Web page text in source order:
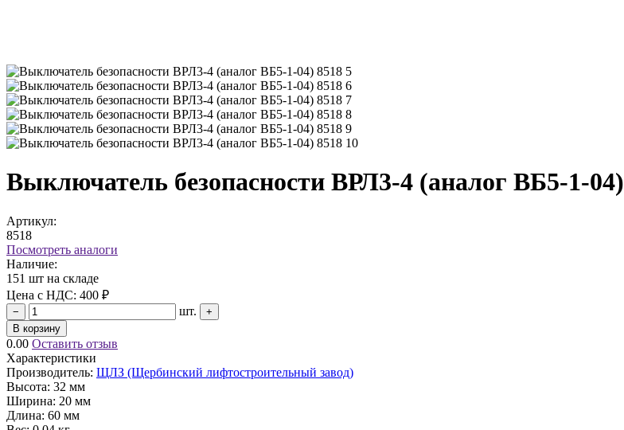
Выключатель безопасности ВРЛ3-4 (аналог ВБ5-1-04)
Артикул:
8518
Посмотреть аналоги
Наличие:
151 шт на складе
Цена с НДС: 400 ₽
− шт.
+
В корзину
0.00 Оставить отзыв
Характеристики
Производитель: ЩЛЗ (Щербинский лифтостроительный завод)
Высота: 32 мм
Ширина: 20 мм
Длина: 60 мм